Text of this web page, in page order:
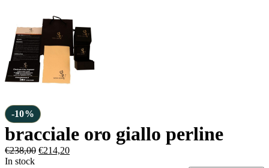
-10%
bracciale oro giallo perline
€238,00 €214,20
In stock